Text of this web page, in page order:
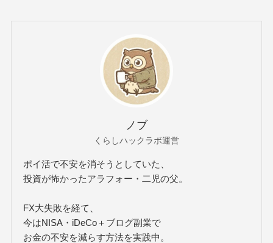
ノブ
くらしハックラボ運営
ポイ活で不安を消そうとしていた、
投資が怖かったアラフォー・二児の父。
FX大失敗を経て、
今はNISA・iDeCo＋ブログ副業で
お金の不安を減らす方法を実践中。